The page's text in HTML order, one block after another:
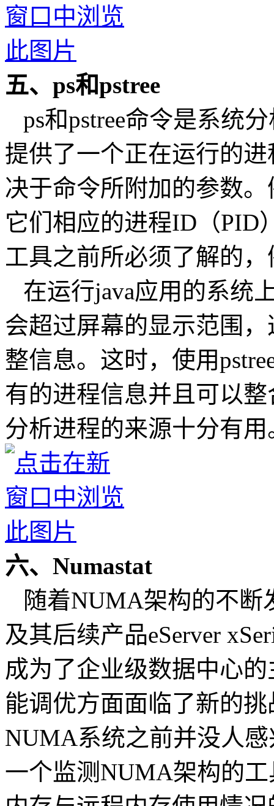
五、ps和pstree
ps和pstree命令是系统
提供了一个正在运行的
决于命令所附加的参数
它们相应的进程ID（PID
工具之前所必须了解的，
在运行java应用的系统
会超过屏幕的显示范围
整信息。这时，使用
有的进程信息并且可以整
分析进程的来源十分有用
六、Numastat
随着NUMA架构的不断
及其后续产品eServer
成为了企业级数据中心
能调优方面面临了新的
NUMA系统之前并没人感
一个监测NUMA架构的工